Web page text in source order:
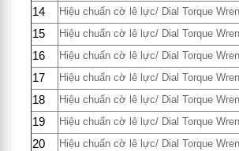
14 Hiệu chuẩn cờ lê lực/ Dial Torque
15 Hiệu chuẩn cờ lê lực/ Dial Torque
16 Hiệu chuẩn cờ lê lực/ Dial Torque
17 Hiệu chuẩn cờ lê lực/ Dial Torque
18 Hiệu chuẩn cờ lê lực/ Dial Torque
19 Hiệu chuẩn cờ lê lực/ Dial Torque
20 Hiệu chuẩn cờ lê lực/ Dial Torque